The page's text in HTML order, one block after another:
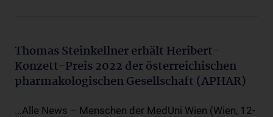
Thomas Steinkellner erhält Heribert-
Konzett-Preis 2022 der österreichischen
pharmakologischen Gesellschaft (APHAR)
...Alle News – Menschen der MedUni Wien (Wien, 12-